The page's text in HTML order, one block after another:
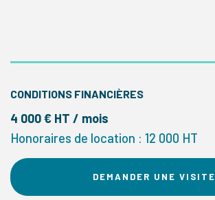
CONDITIONS FINANCIÈRES
4 000 € HT / mois
Honoraires de location : 12 000 HT
DEMANDER UNE VISITE